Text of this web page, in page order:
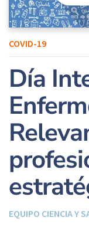
COVID-19
Día
EQUIPO CIENCIA Y